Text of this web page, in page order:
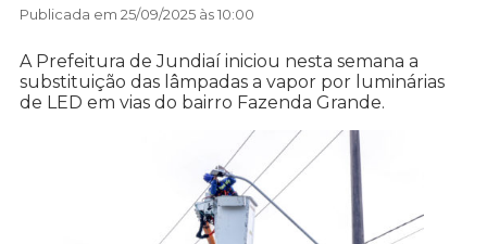
Publicada em 25/09/2025 às 10:00
A Prefeitura de Jundiaí iniciou nesta semana a
substituição das lâmpadas a vapor por luminárias
de LED em vias do bairro Fazenda Grande.